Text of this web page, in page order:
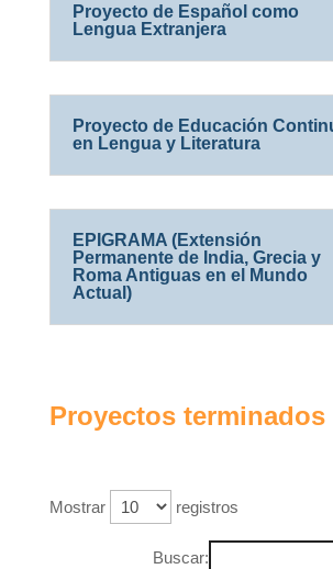
Proyecto de Español como
Lengua Extranjera
Proyecto de Educación
en Lengua y Literatura
EPIGRAMA (Extensión
Permanente de India, Grecia y
Roma Antiguas en el Mundo
Actual)
Proyectos terminados
Mostrar registros
Buscar: